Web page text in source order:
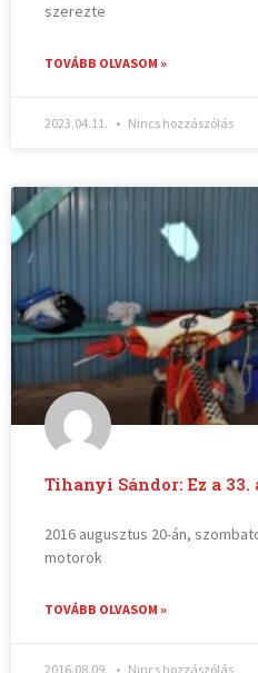
szerezte
TOVÁBB OLVASOM »
2023.04.11. Nincs hozzászólás
Tihanyi Sándor: Ez a 33.
2016 augusztus 20-án,
motorok
TOVÁBB OLVASOM »
2016.08.09. Nincs hozzászólás